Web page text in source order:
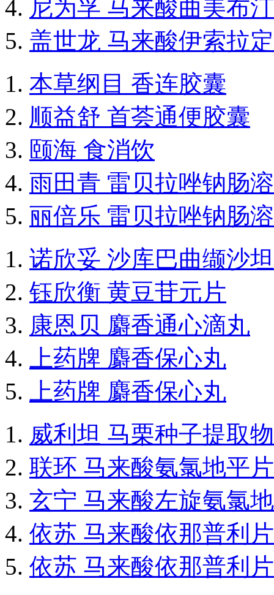
尼为孚 马来酸曲美布
盖世龙 马来酸伊索拉
本草纲目 香连胶囊
顺益舒 首荟通便胶囊
颐海 食消饮
雨田青 雷贝拉唑钠肠
丽倍乐 雷贝拉唑钠肠
诺欣妥 沙库巴曲缬沙
钰欣衡 黄豆苷元片
康恩贝 麝香通心滴丸
上药牌 麝香保心丸
上药牌 麝香保心丸
威利坦 马栗种子提取
联环 马来酸氨氯地平片
玄宁 马来酸左旋氨氯
依苏 马来酸依那普利片
依苏 马来酸依那普利片